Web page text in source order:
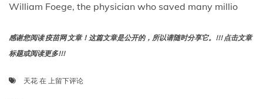
William Foege, the physician who saved many millio
感谢您阅读 疫苗网 文章！这篇文章是公开的，所以请随时分享它。!!! 点击文章
标题或阅读更多!!!
天花 在 威
上留下评论